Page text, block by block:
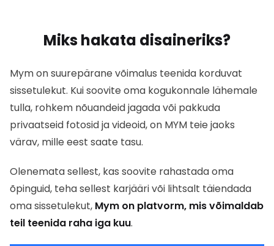
Miks hakata disaineriks?
Mym on suurepärane võimalus teenida korduvat
sissetulekut. Kui soovite oma kogukonnale lähemale
tulla, rohkem nõuandeid jagada või pakkuda
privaatseid fotosid ja videoid, on MYM teie jaoks
värav, mille eest saate tasu.
Olenemata sellest, kas soovite rahastada oma
õpinguid, teha sellest karjääri või lihtsalt täiendada
oma sissetulekut, Mym on platvorm, mis võimaldab
teil teenida raha iga kuu.